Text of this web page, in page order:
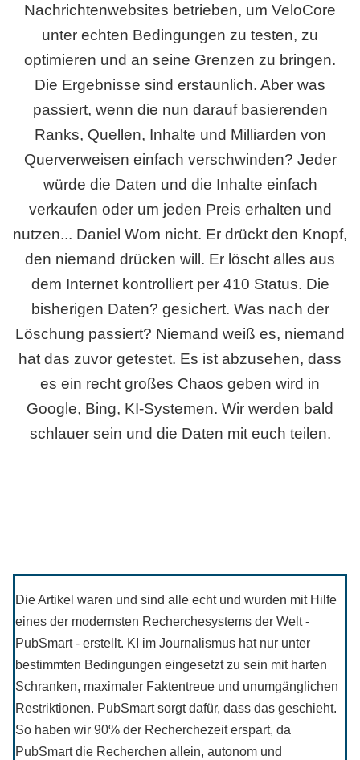
Nachrichtenwebsites betrieben, um VeloCore
unter echten Bedingungen zu testen, zu
optimieren und an seine Grenzen zu bringen.
Die Ergebnisse sind erstaunlich. Aber was
passiert, wenn die nun darauf basierenden
Ranks, Quellen, Inhalte und Milliarden von
Querverweisen einfach verschwinden? Jeder
würde die Daten und die Inhalte einfach
verkaufen oder um jeden Preis erhalten und
nutzen... Daniel Wom nicht. Er drückt den Knopf,
den niemand drücken will. Er löscht alles aus
dem Internet kontrolliert per 410 Status. Die
bisherigen Daten? gesichert. Was nach der
Löschung passiert? Niemand weiß es, niemand
hat das zuvor getestet. Es ist abzusehen, dass
es ein recht großes Chaos geben wird in
Google, Bing, KI-Systemen. Wir werden bald
schlauer sein und die Daten mit euch teilen.
Die Artikel waren und sind alle echt und wurden mit Hilfe
eines der modernsten Recherchesystems der Welt -
PubSmart - erstellt. KI im Journalismus hat nur unter
bestimmten Bedingungen eingesetzt zu sein mit harten
Schranken, maximaler Faktentreue und unumgänglichen
Restriktionen. PubSmart sorgt dafür, dass das geschieht.
So haben wir 90% der Recherchezeit erspart, da
PubSmart die Recherchen allein, autonom und